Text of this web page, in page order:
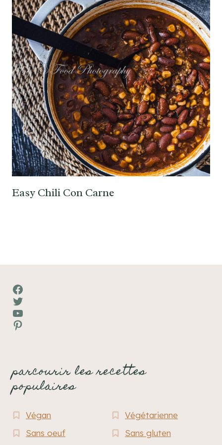
Easy Chili Con Carne
Facebook
Twitter
YouTube
Pinterest
parcourir les recettes
populaires
Végan
Végétarienne
Sans oeuf
Sans gluten